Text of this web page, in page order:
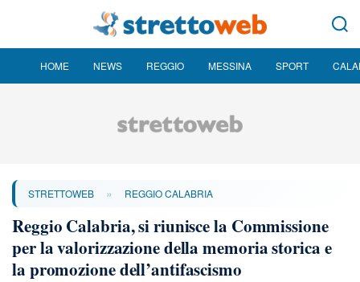
HOME NEWS REGGIO MESSINA SPORT
STRETTOWEB » REGGIO CALABRIA
Reggio Calabria, si riunisce la Commissione
per la valorizzazione della memoria storica e
la promozione dell’antifascismo